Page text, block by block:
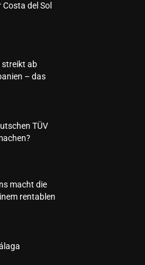
del Sol
streikt ab
– das
TÜV
macht die
rentablen